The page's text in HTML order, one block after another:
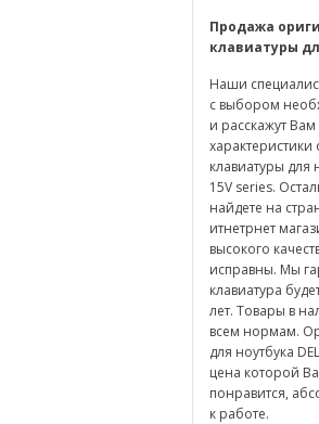
Продажа
клавиатуры
Наши
с выбором
и расскажут
клавиатуры для
15V series.
найдете на
итнетрнет
высокого
исправны. Мы
клавиатура
лет. Товары в
всем нормам.
для ноутбука
цена которой
понравится,
к работе.